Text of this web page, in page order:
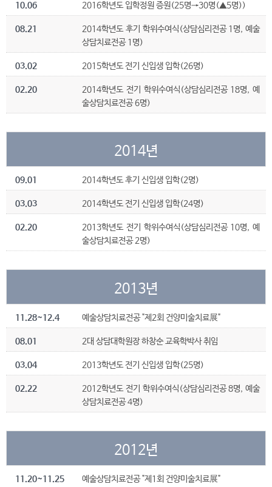
10.06 2016학년도 입학정원 증원(25명→30명(▲5명))
08.21
2014학년도 후기 학위수여식(상담심리전공 1명, 예술
상담치료전공 1명)
03.02 2015학년도 전기 신입생 입학(26명)
02.20
2014학년도 전기 학위수여식(상담심리전공 18명, 예
술상담치료전공 6명)
2014년
09.01 2014학년도 후기 신입생 입학(2명)
03.03 2014학년도 전기 신입생 입학(24명)
02.20
2013학년도 전기 학위수여식(상담심리전공 10명, 예
술상담치료전공 2명)
2013년
11.28~12.4 예술상담치료전공 "제2회 건양미술치료展"
08.01 2대 상담대학원장 하창순 교육학박사 취임
03.04 2013학년도 전기 신입생 입학(25명)
02.22
2012학년도 전기 학위수여식(상담심리전공 8명, 예술
상담치료전공 4명)
2012년
11.20~11.25 예술상담치료전공 "제1회 건양미술치료展"